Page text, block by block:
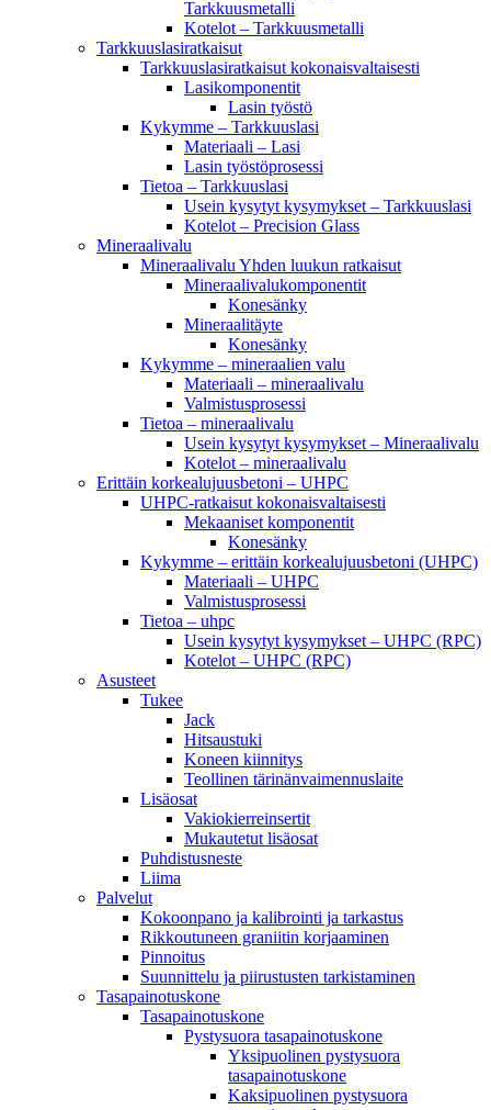
Tarkkuusmetalli
Kotelot – Tarkkuusmetalli
Tarkkuuslasiratkaisut
Tarkkuuslasiratkaisut kokonaisvaltaisesti
Lasikomponentit
Lasin työstö
Kykymme – Tarkkuuslasi
Materiaali – Lasi
Lasin työstöprosessi
Tietoa – Tarkkuuslasi
Usein kysytyt kysymykset – Tarkkuuslasi
Kotelot – Precision Glass
Mineraalivalu
Mineraalivalu Yhden luukun ratkaisut
Mineraalivalukomponentit
Konesänky
Mineraalitäyte
Konesänky
Kykymme – mineraalien valu
Materiaali – mineraalivalu
Valmistusprosessi
Tietoa – mineraalivalu
Usein kysytyt kysymykset – Mineraalivalu
Kotelot – mineraalivalu
Erittäin korkealujuusbetoni – UHPC
UHPC-ratkaisut kokonaisvaltaisesti
Mekaaniset komponentit
Konesänky
Kykymme – erittäin korkealujuusbetoni (UHPC)
Materiaali – UHPC
Valmistusprosessi
Tietoa – uhpc
Usein kysytyt kysymykset – UHPC (RPC)
Kotelot – UHPC (RPC)
Asusteet
Tukee
Jack
Hitsaustuki
Koneen kiinnitys
Teollinen tärinänvaimennuslaite
Lisäosat
Vakiokierreinsertit
Mukautetut lisäosat
Puhdistusneste
Liima
Palvelut
Kokoonpano ja kalibrointi ja tarkastus
Rikkoutuneen graniitin korjaaminen
Pinnoitus
Suunnittelu ja piirustusten tarkistaminen
Tasapainotuskone
Tasapainotuskone
Pystysuora tasapainotuskone
Yksipuolinen pystysuora
tasapainotuskone
Kaksipuolinen pystysuora